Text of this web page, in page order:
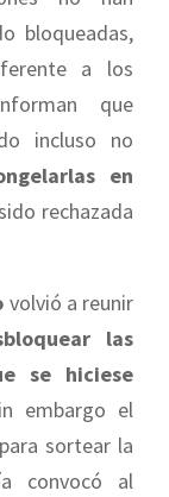
bloqueadas,
a los
que
incluso no
en
rechazada
volvió a reunir
las
se hiciese
embargo el
sortear la
convocó al